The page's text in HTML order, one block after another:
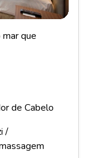
que
de Cabelo
/